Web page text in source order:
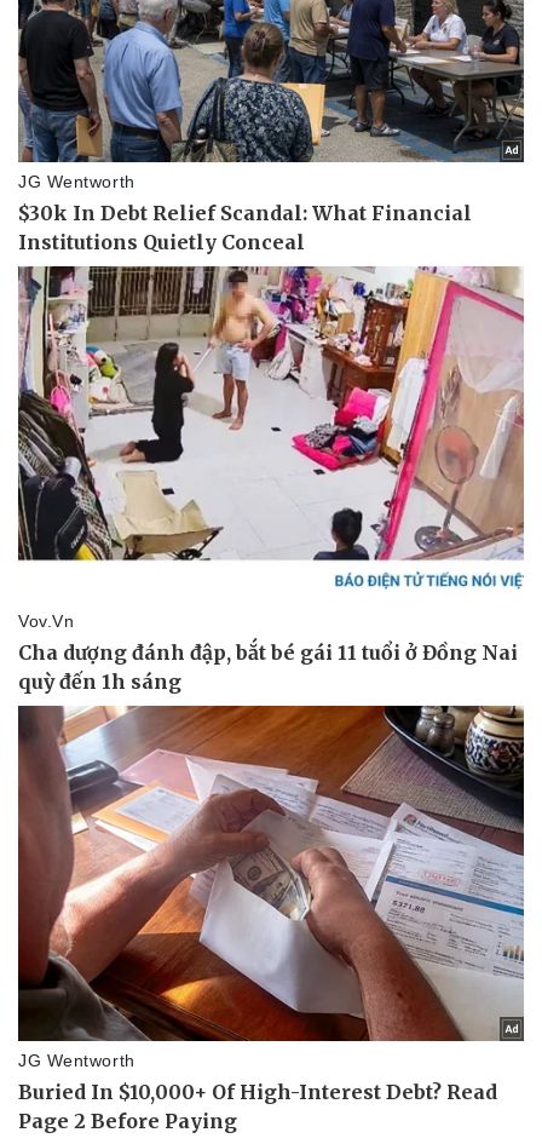
Doanh nghiệp
Thông tin doanh nghiệp
Doanh nghiệp 24h
Doanh nhân
Vì cộng đồng
Công nghệ
Sành điệu
Tin Công nghệ
Trải nghiệm
Chuyển đổi số